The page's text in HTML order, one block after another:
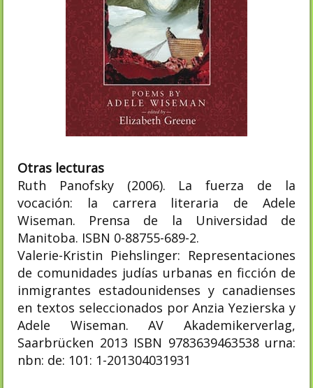
Otras lecturas
Ruth Panofsky (2006). La fuerza de la
vocación: la carrera literaria de Adele
Wiseman. Prensa de la Universidad de
Manitoba. ISBN 0-88755-689-2.
Valerie-Kristin Piehslinger: Representaciones
de comunidades judías urbanas en ficción de
inmigrantes estadounidenses y canadienses
en textos seleccionados por Anzia Yezierska y
Adele Wiseman. AV Akademikerverlag,
Saarbrücken 2013 ISBN 9783639463538 urna:
nbn: de: 101: 1-201304031931